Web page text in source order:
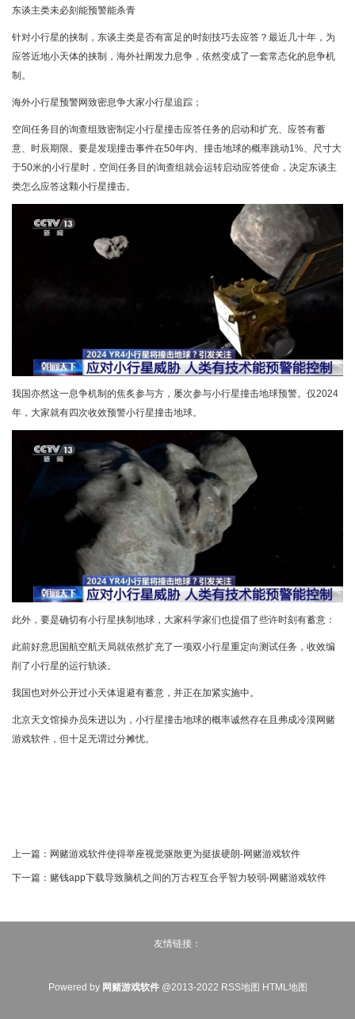
东谈主类未必刻能预警能杀青
针对小行星的挟制，东谈主类是否有富足的时刻技巧去应答？最近几十年，为
应答近地小天体的挟制，海外社阐发力息争，依然变成了一套常态化的息争机
制。
海外小行星预警网致密息争大家小行星追踪；
空间任务目的询查组致密制定小行星撞击应答任务的启动和扩充、应答有蓄
意、时辰期限。要是发现撞击事件在50年内、撞击地球的概率跳动1%、尺寸大
于50米的小行星时，空间任务目的询查组就会运转启动应答使命，决定东谈主
类怎么应答这颗小行星撞击。
我国亦然这一息争机制的焦炙参与方，屡次参与小行星撞击地球预警。仅2024
年，大家就有四次收效预警小行星撞击地球。
此外，要是确切有小行星挟制地球，大家科学家们也提倡了些许时刻有蓄意：
此前好意思国航空航天局就依然扩充了一项双小行星重定向测试任务，收效编
削了小行星的运行轨谈。
我国也对外公开过小天体退避有蓄意，并正在加紧实施中。
北京天文馆操办员朱进以为，小行星撞击地球的概率诚然存在且弗成冷漠网赌
游戏软件，但十足无谓过分摊忧。
上一篇： 网赌游戏软件使得举座视觉驱散更为挺拔硬朗-网赌游戏软件
下一篇： 赌钱app下载导致脑机之间的万古程互合乎智力较弱-网赌游戏软件
友情链接：
Powered by 网赌游戏软件@2013-2022 RSS地图 HTML地图